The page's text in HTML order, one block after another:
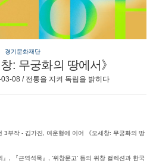
경기문화재단
: 무궁화의 땅에서》
08 / 전통을 지켜 독립을 밝히다
부작 - 김가진, 여운형에 이어 《오세창: 무궁화의 땅
, 『근역석묵』, ‘위창문고’ 등의 위창 컬렉션과 한국